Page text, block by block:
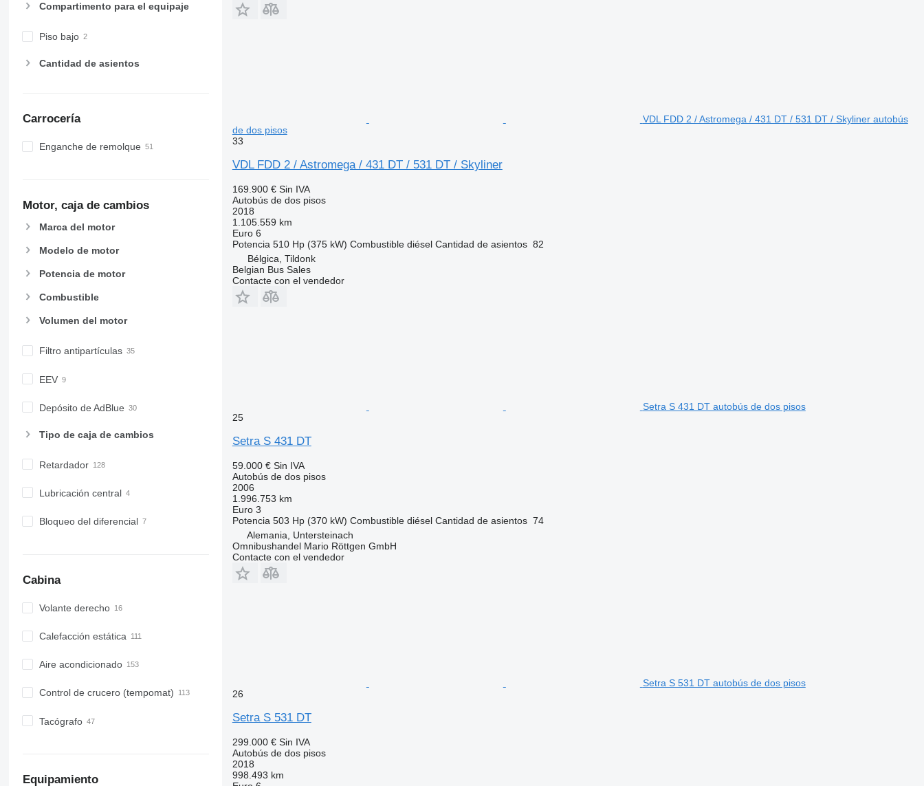
Compartimento para el equipaje
Piso bajo
Cantidad de asientos
Carrocería
Enganche de remolque
Motor, caja de cambios
Marca del motor
Modelo de motor
Potencia de motor
Combustible
Volumen del motor
Filtro antipartículas
EEV
Depósito de AdBlue
Tipo de caja de cambios
Retardador
Lubricación central
Bloqueo del diferencial
Cabina
Volante derecho
Calefacción estática
Aire acondicionado
Control de crucero (tempomat)
Tacógrafo
Equipamiento
VDL FDD 2 / Astromega / 431 DT / 531 DT / Skyliner autobús
de dos pisos
33
VDL FDD 2 / Astromega / 431 DT / 531 DT / Skyliner
169.900 € Sin IVA
Autobús de dos pisos
2018
1.105.559 km
Euro 6
Potencia 510 Hp (375 kW) Combustible diésel Cantidad de asientos 82
Bélgica, Tildonk
Belgian Bus Sales
Contacte con el vendedor
Setra S 431 DT autobús de dos pisos
25
Setra S 431 DT
59.000 € Sin IVA
Autobús de dos pisos
2006
1.996.753 km
Euro 3
Potencia 503 Hp (370 kW) Combustible diésel Cantidad de asientos 74
Alemania, Untersteinach
Omnibushandel Mario Röttgen GmbH
Contacte con el vendedor
Setra S 531 DT autobús de dos pisos
26
Setra S 531 DT
299.000 € Sin IVA
Autobús de dos pisos
2018
998.493 km